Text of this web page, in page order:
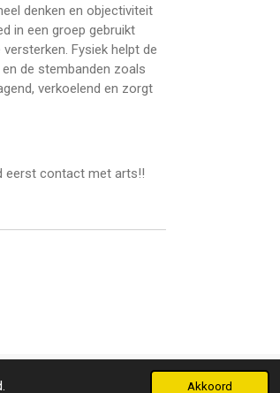
Akkoord
denken en objectiviteit
in een groep gebruikt
Fysiek helpt de
de stembanden zoals
verkoelend en zorgt
eerst contact met arts!!